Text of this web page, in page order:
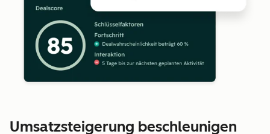
Umsatzsteigerung beschleunigen